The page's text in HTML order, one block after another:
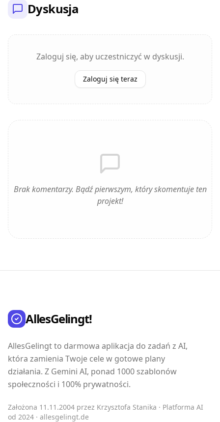
Dyskusja
Zaloguj się, aby uczestniczyć w dyskusji.
Zaloguj się teraz
Brak komentarzy. Bądź pierwszym, który skomentuje ten
projekt!
AllesGelingt!
AllesGelingt to darmowa aplikacja do zadań z AI,
która zamienia Twoje cele w gotowe plany
działania. Z Gemini AI, ponad 1000 szablonów
społeczności i 100% prywatności.
Założona 11.11.2004 przez Krzysztofa Stanika · Platforma AI
od 2024 · allesgelingt.de